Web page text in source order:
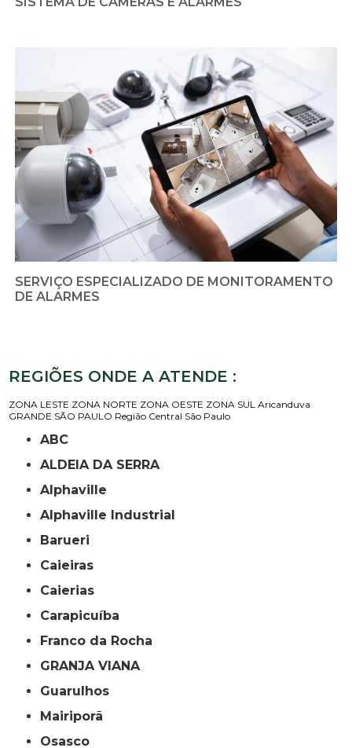
SERVIÇO ESPECIALIZADO DE MONITORAMENTO
DE ALARMES
REGIÕES ONDE A ATENDE :
ZONA LESTE ZONA NORTE ZONA OESTE ZONA SUL Aricanduva
GRANDE SÃO PAULO Região Central São Paulo
ABC
ALDEIA DA SERRA
Alphaville
Alphaville Industrial
Barueri
Caieiras
Caierias
Carapicuíba
Franco da Rocha
GRANJA VIANA
Guarulhos
Mairiporã
Osasco